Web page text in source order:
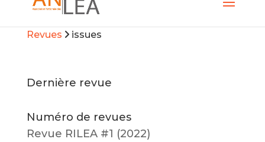
Revues issues
Dernière revue
Numéro de revues
Revue RILEA #1 (2022)